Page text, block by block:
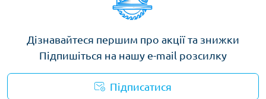
Дізнавайтеся першим про акції та знижки
Підпишіться на нашу e-mail розсилку
Підписатися